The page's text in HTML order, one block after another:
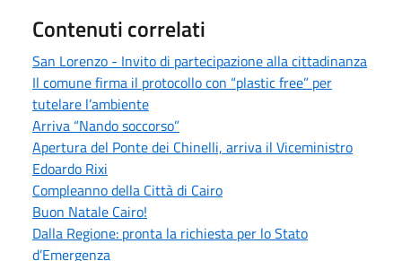
Contenuti correlati
San Lorenzo - Invito di partecipazione alla cittadinanza
Il comune firma il protocollo con “plastic free” per
tutelare l’ambiente
Arriva “Nando soccorso”
Apertura del Ponte dei Chinelli, arriva il Viceministro
Edoardo Rixi
Compleanno della Città di Cairo
Buon Natale Cairo!
Dalla Regione: pronta la richiesta per lo Stato
d’Emergenza